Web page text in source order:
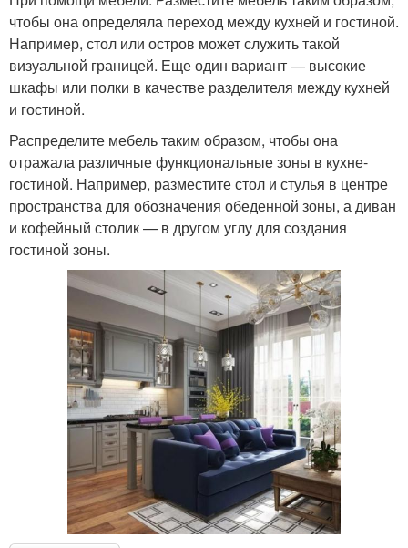
чтобы она определяла переход между кухней и гостиной.
Например, стол или остров может служить такой
визуальной границей. Еще один вариант — высокие
шкафы или полки в качестве разделителя между кухней
и гостиной.
Распределите мебель таким образом, чтобы она
отражала различные функциональные зоны в кухне-
гостиной. Например, разместите стол и стулья в центре
пространства для обозначения обеденной зоны, а диван
и кофейный столик — в другом углу для создания
гостиной зоны.